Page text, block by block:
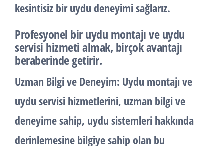
kesintisiz bir uydu deneyimi sağlarız.
Profesyonel bir uydu montajı ve uydu
servisi hizmeti almak, birçok avantajı
beraberinde getirir.
Uzman Bilgi ve Deneyim: Uydu montajı ve
uydu servisi hizmetlerini, uzman bilgi ve
deneyime sahip, uydu sistemleri hakkında
derinlemesine bilgiye sahip olan bu